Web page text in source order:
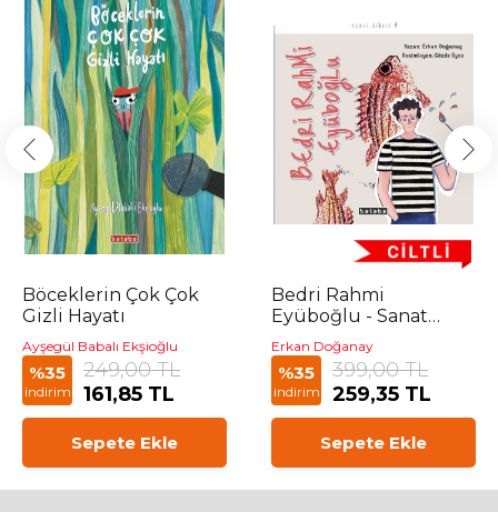
Böceklerin Çok Çok
Gizli Hayatı
Ayşegül Babalı Ekşioğlu
%35
indirim
249,00 TL
161,85 TL
Sepete Ekle
Bedri Rahmi
Eyüboğlu - Sanat
Ülkesi 3
Erkan Doğanay
%35
indirim
399,00 TL
259,35 TL
Sepete Ekle